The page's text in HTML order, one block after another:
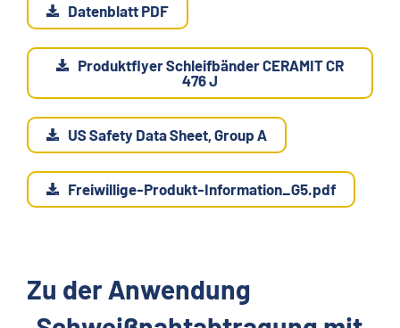
Datenblatt PDF
Produktflyer Schleifbänder CERAMIT CR
476 J
US Safety Data Sheet, Group A
Freiwillige-Produkt-Information_G5.pdf
Zu der Anwendung